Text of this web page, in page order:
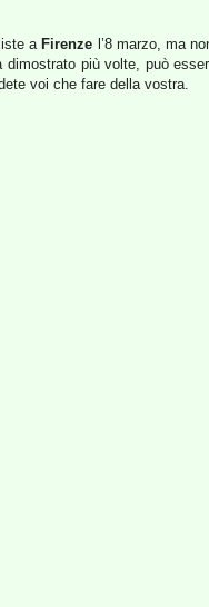
a Firenze l’8 marzo, ma
più volte, può
voi che fare della vostra.